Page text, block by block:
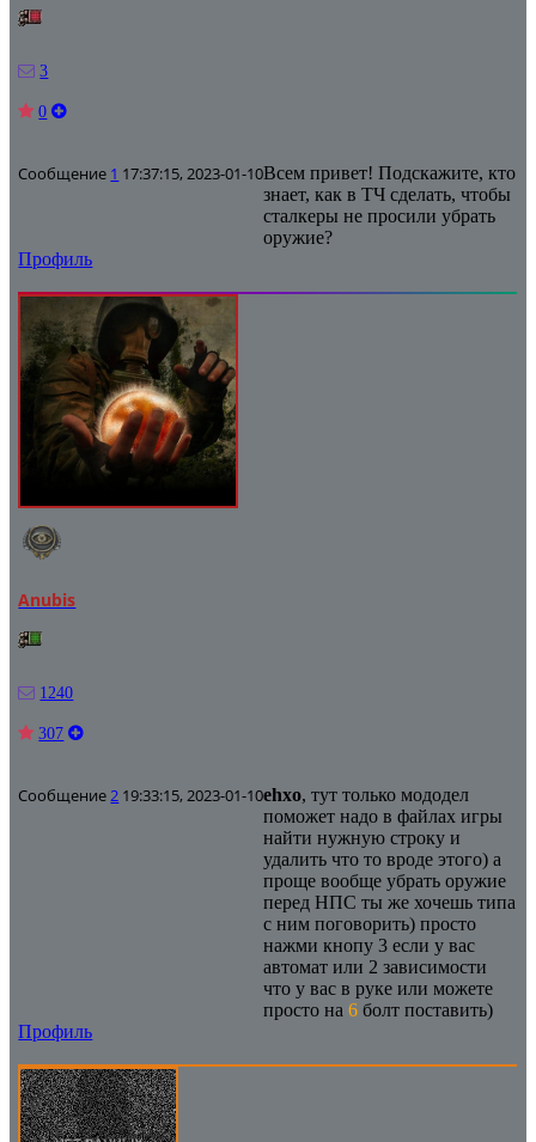
3
0
Сообщение 1 17:37:15, 2023-01-10Всем привет! Подскажите, кто
знает, как в ТЧ сделать, чтобы
сталкеры не просили убрать
оружие?
Профиль
Anubis
1240
307
Сообщение2 19:33:15, 2023-01-10ehxo, тут только мододел
поможет надо в файлах игры
найти нужную строку и
удалить что то вроде этого) а
проще вообще убрать оружие
перед НПС ты же хочешь типа
с ним поговорить) просто
нажми кнопу 3 если у вас
автомат или 2 зависимости
что у вас в руке или можете
просто на6 болт поставить)
Профиль